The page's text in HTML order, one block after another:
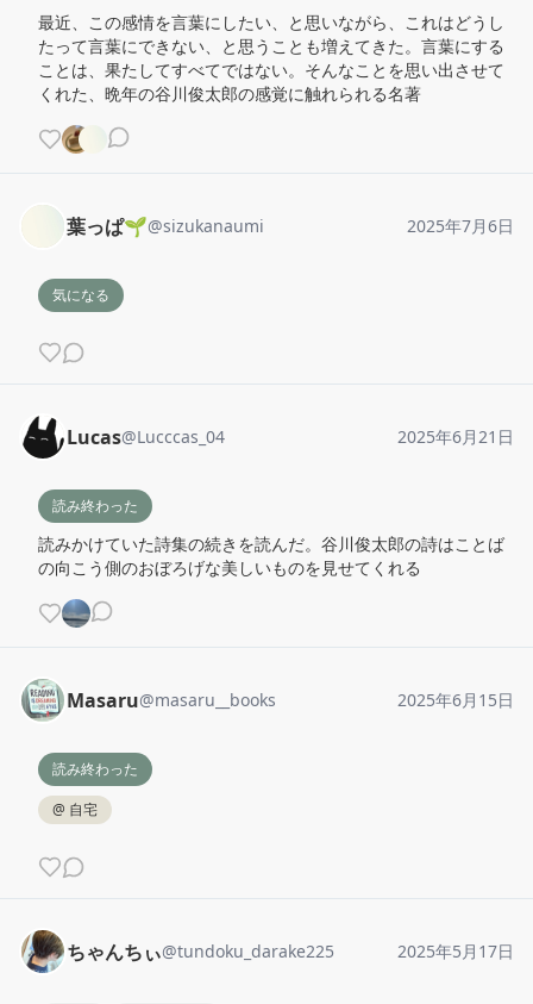
最近、この感情を言葉にしたい、と思いながら、これはどうし
たって言葉にできない、と思うことも増えてきた。言葉にする
ことは、果たしてすべてではない。そんなことを思い出させて
くれた、晩年の谷川俊太郎の感覚に触れられる名著
葉っぱ🌱@sizukanaumi 2025年7月6日
気になる
Lucas@Lucccas_04 2025年6月21日
読み終わった
読みかけていた詩集の続きを読んだ。谷川俊太郎の詩はことば
の向こう側のおぼろげな美しいものを見せてくれる
Masaru@masaru__books 2025年6月15日
読み終わった
@ 自宅
ちゃんちぃ@tundoku_darake225 2025年5月17日